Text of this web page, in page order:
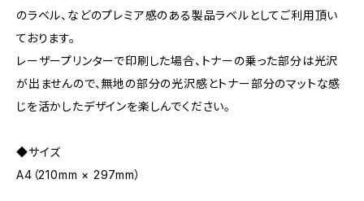
のラベル、などのプレミア感のある製品ラベルとしてご利用頂い
ております。
レーザープリンターで印刷した場合、トナーの乗った部分は光沢
が出ませんので、無地の部分の光沢感とトナー部分のマットな感
じを活かしたデザインを楽しんでください。
◆サイズ
A4（210mm × 297mm）